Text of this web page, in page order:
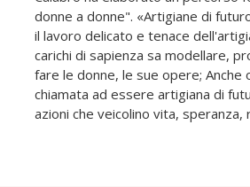
donne a donne". «Artigiane di
il lavoro delicato e tenace
carichi di sapienza sa modellare,
fare le donne, le sue opere; Anche
chiamata ad essere artigiana di
azioni che veicolino vita, speranza,